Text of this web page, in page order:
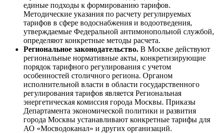
единые подходы к формированию тарифов.
Методические указания по расчету регулируемых
тарифов в сфере водоснабжения и водоотведения,
утверждаемые Федеральной антимонопольной службой,
определяют конкретные методы расчета.
Региональное законодательство. В Москве действуют
региональные нормативные акты, конкретизирующие
порядок тарифного регулирования с учетом
особенностей столичного региона. Органом
исполнительной власти в области государственного
регулирования тарифов является Региональная
энергетическая комиссия города Москвы. Приказы
Департамента экономической политики и развития
города Москвы устанавливают конкретные тарифы для
АО «Мосводоканал» и других организаций.